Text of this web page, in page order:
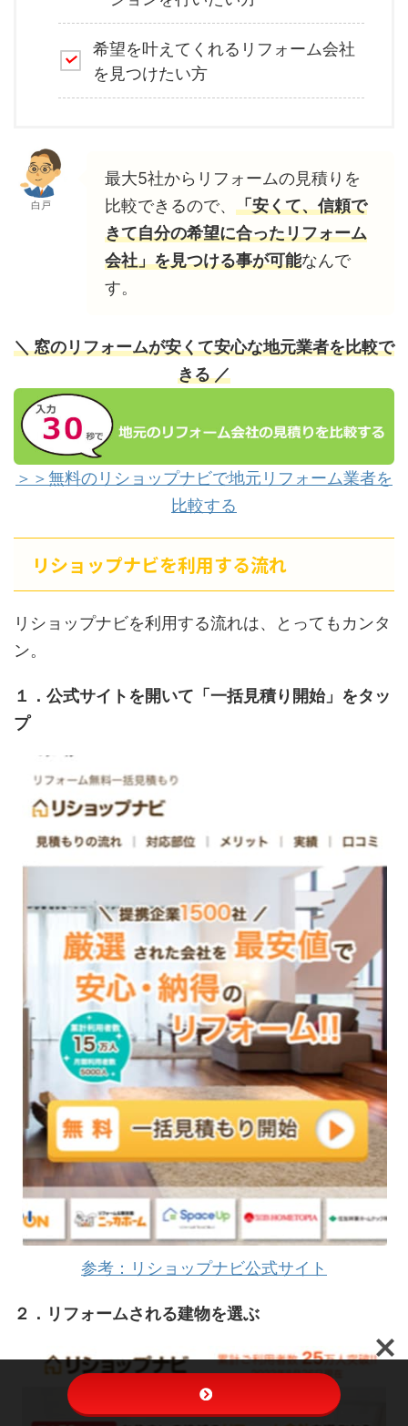
希望を叶えてくれるリフォーム会社
を見つけたい方
白戸
最大5社からリフォームの見積りを
比較できるので、 「安くて、信頼で
きて自分の希望に合ったリフォーム
会社」を見つける事が可能なんで
す。
＼ 窓のリフォームが安くて安心な地元業者を比較で
きる ／
＞＞無料のリショップナビで地元リフォーム業者を
比較する
リショップナビを利用する流れ
リショップナビを利用する流れは、とってもカンタ
ン。
１．公式サイトを開いて「一括見積り開始」をタッ
プ
参考：リショップナビ公式サイト
２．リフォームされる建物を選ぶ